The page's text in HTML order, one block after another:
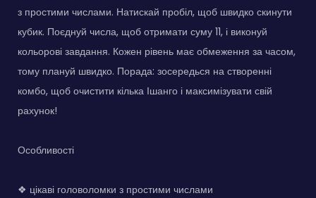
з простими числами. Натискай пробіл, щоб швидко скинути
кубик. Поєднуй числа, щоб отримати суму 11, і виконуй
кольорові завдання. Кожен рівень має обмеження за часом,
тому плануй швидко. Порада: зосередься на створенні
комбо, щоб очистити кілька Ішанго і максимізувати свій
рахунок!
Особливості
❖ цікаві головоломки з простими числами